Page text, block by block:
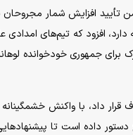
ادامه دارد، افزود که تیم‌های امدادی
برای جمهوری خودخوانده
قرار داد، با واکنش
داده است تا